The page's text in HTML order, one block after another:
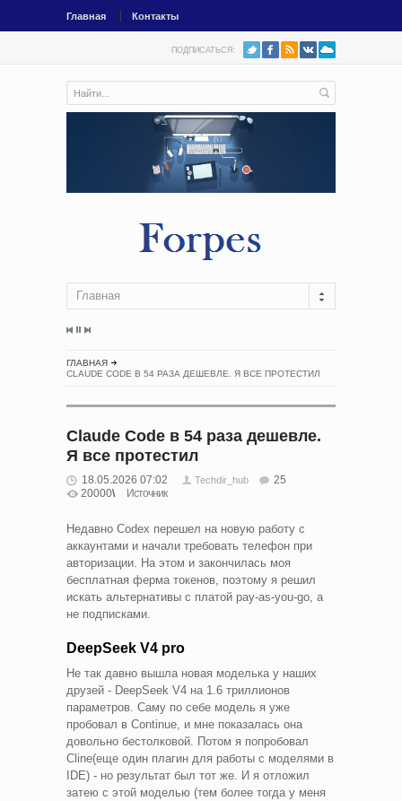
Главная Контакты
ПОДПИСАТЬСЯ:
Главная
ГЛАВНАЯ
CLAUDE CODE В 54 РАЗА ДЕШЕВЛЕ. Я ВСЕ ПРОТЕСТИЛ
Claude Code в 54 раза дешевле.
Я все протестил
18.05.2026 07:02 Techdir_hub
25
20000
Источник
Недавно Codex перешел на новую работу с
аккаунтами и начали требовать телефон при
авторизации. На этом и закончилась моя
бесплатная ферма токенов, поэтому я решил
искать альтернативы с платой pay-as-you-go, а
не подписками.
DeepSeek V4 pro
Не так давно вышла новая моделька у наших
друзей - DeepSeek V4 на 1.6 триллионов
параметров. Саму по себе модель я уже
пробовал в Continue, и мне показалась она
довольно бестолковой. Потом я попробовал
Cline(еще один плагин для работы с моделями в
IDE) - но результат был тот же. И я отложил
затею с этой моделью (тем более тогда у меня